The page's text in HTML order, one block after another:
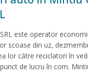
SRL este operator
scoase din uz,
lor către reciclatori în
de lucru în com.